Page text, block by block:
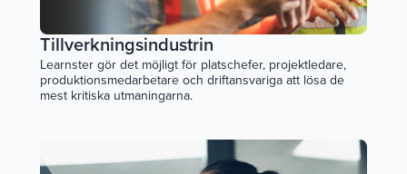
Tillverkningsindustrin
Learnster gör det möjligt för platschefer, projektledare,
produktionsmedarbetare och driftansvariga att lösa de
mest kritiska utmaningarna.